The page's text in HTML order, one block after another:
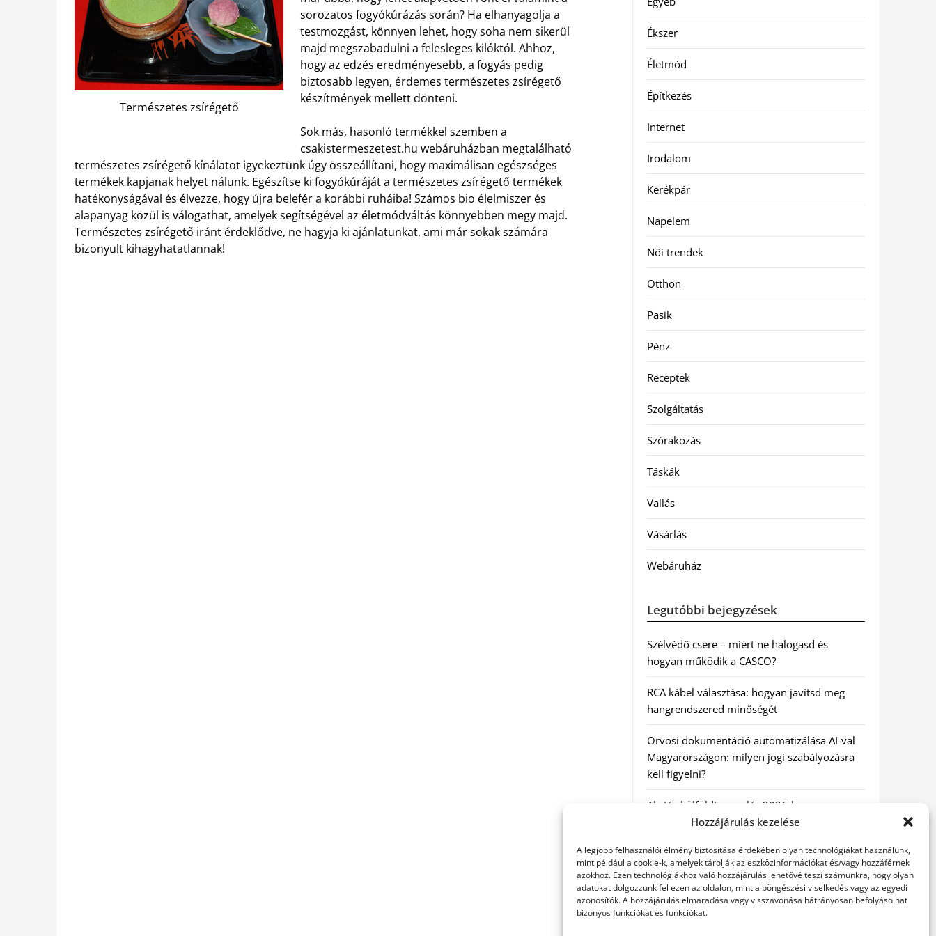
Hozzájárulás kezelése
A legjobb felhasználói élmény biztosítása érdekében olyan technológiákat használunk,
mint például a cookie-k, amelyek tárolják az eszközinformációkat és/vagy hozzáférnek
azokhoz. Ezen technológiákhoz való hozzájárulás lehetővé teszi számunkra, hogy olyan
adatokat dolgozzunk fel ezen az oldalon, mint a böngészési viselkedés vagy az egyedi
azonosítók. A hozzájárulás elmaradása vagy visszavonása hátrányosan befolyásolhat
bizonyos funkciókat és funkciókat.
Természetes zsírégető
sorozatos fogyókúrázás során? Ha elhanyagolja a
testmozgást, könnyen lehet, hogy soha nem sikerül
majd megszabadulni a felesleges kilóktól. Ahhoz,
hogy az edzés eredményesebb, a fogyás pedig
biztosabb legyen, érdemes természetes zsírégető
készítmények mellett dönteni.
Sok más, hasonló termékkel szemben a
csakistermeszetest.hu webáruházban megtalálható
természetes zsírégető kínálatot igyekeztünk úgy összeállítani, hogy maximálisan egészséges
termékek kapjanak helyet nálunk. Egészítse ki fogyókúráját a természetes zsírégető termékek
hatékonyságával és élvezze, hogy újra belefér a korábbi ruháiba! Számos bio élelmiszer és
alapanyag közül is válogathat, amelyek segítségével az életmódváltás könnyebben megy majd.
Természetes zsírégető iránt érdeklődve, ne hagyja ki ajánlatunkat, ami már sokak számára
bizonyult kihagyhatatlannak!
Ékszer
Életmód
Építkezés
Internet
Irodalom
Kerékpár
Napelem
Női trendek
Otthon
Pasik
Pénz
Receptek
Szolgáltatás
Szórakozás
Táskák
Vallás
Vásárlás
Webáruház
Legutóbbi bejegyzések
Szélvédő csere – miért ne halogasd és
hogyan működik a CASCO?
RCA kábel választása: hogyan javítsd meg
hangrendszered minőségét
Orvosi dokumentáció automatizálása AI-val
Magyarországon: milyen jogi szabályozásra
kell figyelni?
Akciós külföldi nyaralás 2026-ban
előfoglalással: mit ellenőrizz az ár mellett?
A Kassai Irodaház modern munkakörnyezetet
biztosít
KERESÉS: